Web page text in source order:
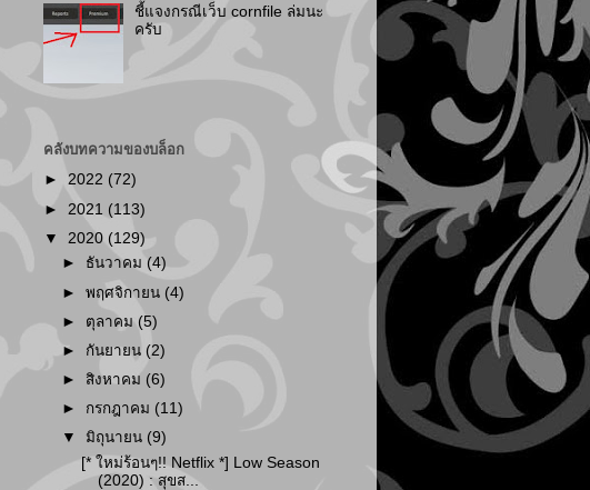
ชี้แจงกรณีเว็บ cornfile ล่มนะ
ครับ
คลังบทความของบล็อก
► 2022 (72)
► 2021 (113)
▼ 2020 (129)
► ธันวาคม (4)
►พฤศจิกายน (4)
► ตุลาคม(5)
► กันยายน (2)
►สิงหาคม (6)
► กรกฎาคม (11)
▼มิถุนายน (9)
[* ใหม่ร้อนๆ!! Netflix *] Low Season
(2020) : สุขส...